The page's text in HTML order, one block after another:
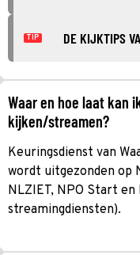
TIP DE KIJKTIPS
Waar en hoe laat kan
kijken/streamen?
Keuringsdienst van
wordt uitgezonden op
NLZIET, NPO Start
streamingdiensten).